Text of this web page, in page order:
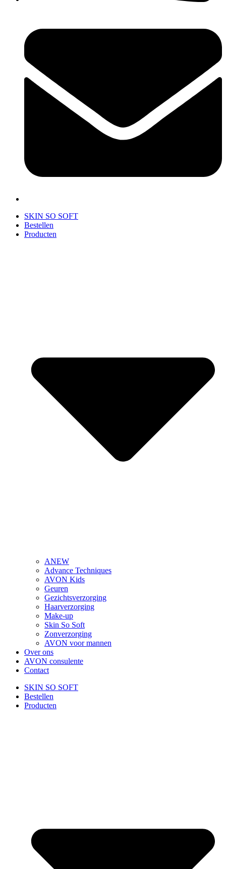
SKIN SO SOFT
Bestellen
Producten
ANEW
Advance Techniques
AVON Kids
Geuren
Gezichtsverzorging
Haarverzorging
Make-up
Skin So Soft
Zonverzorging
AVON voor mannen
Over ons
AVON consulente
Contact
SKIN SO SOFT
Bestellen
Producten